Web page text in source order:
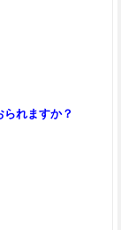
れますか？